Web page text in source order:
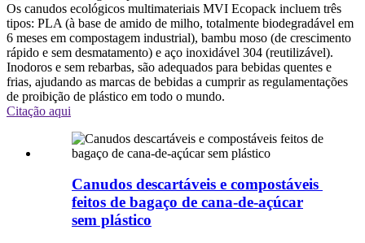
Os canudos ecológicos multimateriais MVI Ecopack incluem três
tipos: PLA (à base de amido de milho, totalmente biodegradável em
6 meses em compostagem industrial), bambu moso (de crescimento
rápido e sem desmatamento) e aço inoxidável 304 (reutilizável).
Inodoros e sem rebarbas, são adequados para bebidas quentes e
frias, ajudando as marcas de bebidas a cumprir as regulamentações
de proibição de plástico em todo o mundo.
Citação aqui
Canudos descartáveis ​​e compostáveis ​​
feitos de bagaço de cana-de-açúcar
sem plástico